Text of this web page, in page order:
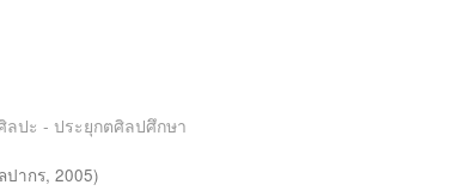
ลปะ - ประยุกตศิลปศึกษา
ปากร,2005)